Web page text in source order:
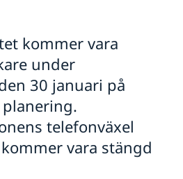
to issue Apostille
företag
företag
kommer vara
under
30 januari på
telefonväxel
kommer vara stängd